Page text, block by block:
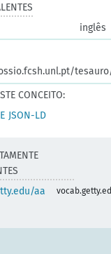
inglês
CONCEITO:
JSON-LD
aa